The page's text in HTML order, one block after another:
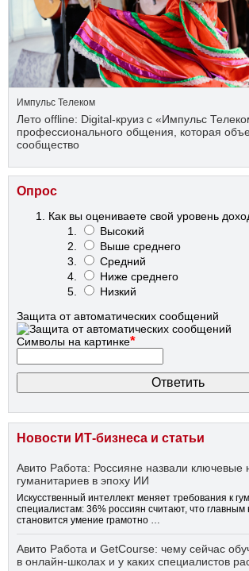
Импульс Телеком
Лето offline: Digital-круиз с «Импульс
профессионального общения, которая
сообщество
Опрос
Как вы оцениваете свой уровень
Высокий
Выше среднего
Средний
Ниже среднего
Низкий
Защита от автоматических сообщений
Символы на картинке*
Новости ИТ-бизнеса и статьи
Авито Работа: Россияне назвали ключевые
гуманитариев в эпоху ИИ
Искусственный интеллект меняет требования к
специалистам: 36% россиян считают, что главным
становится умение грамотно …
Авито Работа и GetCourse: чему сейчас
в онлайн-школах и у каких специалистов